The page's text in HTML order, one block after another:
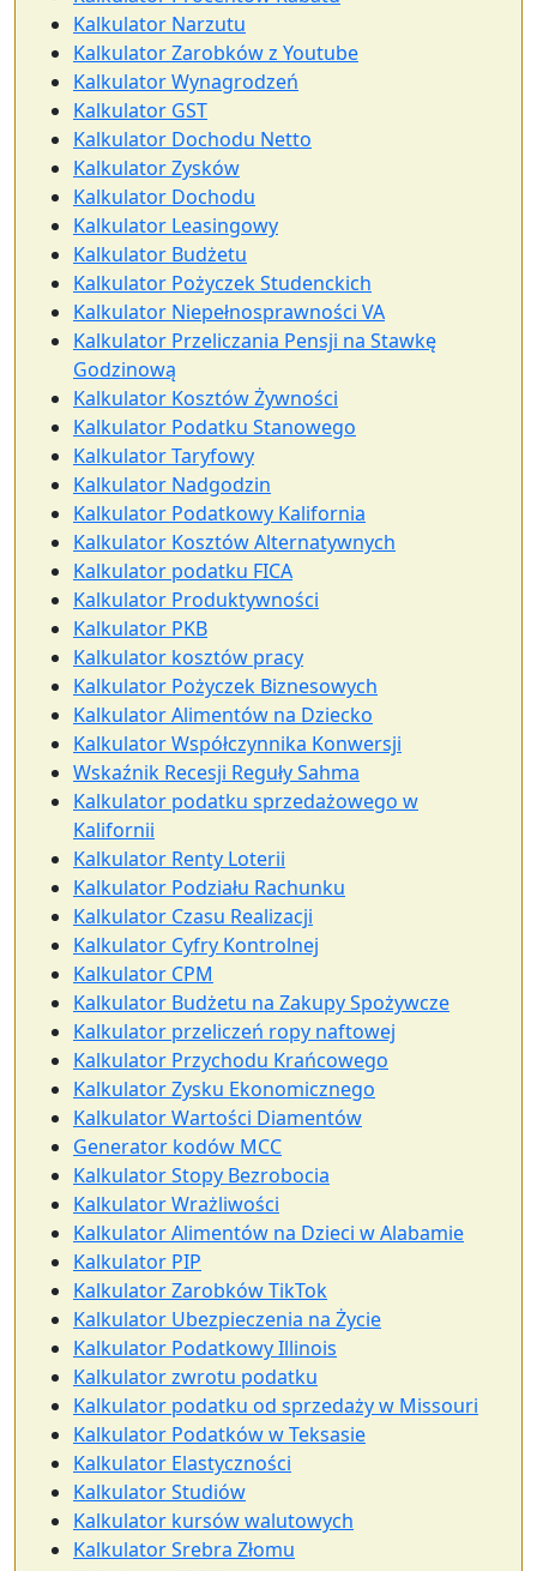
Kalkulator Narzutu
Kalkulator Zarobków z Youtube
Kalkulator Wynagrodzeń
Kalkulator GST
Kalkulator Dochodu Netto
Kalkulator Zysków
Kalkulator Dochodu
Kalkulator Leasingowy
Kalkulator Budżetu
Kalkulator Pożyczek Studenckich
Kalkulator Niepełnosprawności VA
Kalkulator Przeliczania Pensji na Stawkę
Godzinową
Kalkulator Kosztów Żywności
Kalkulator Podatku Stanowego
Kalkulator Taryfowy
Kalkulator Nadgodzin
Kalkulator Podatkowy Kalifornia
Kalkulator Kosztów Alternatywnych
Kalkulator podatku FICA
Kalkulator Produktywności
Kalkulator PKB
Kalkulator kosztów pracy
Kalkulator Pożyczek Biznesowych
Kalkulator Alimentów na Dziecko
Kalkulator Współczynnika Konwersji
Wskaźnik Recesji Reguły Sahma
Kalkulator podatku sprzedażowego w
Kalifornii
Kalkulator Renty Loterii
Kalkulator Podziału Rachunku
Kalkulator Czasu Realizacji
Kalkulator Cyfry Kontrolnej
Kalkulator CPM
Kalkulator Budżetu na Zakupy Spożywcze
Kalkulator przeliczeń ropy naftowej
Kalkulator Przychodu Krańcowego
Kalkulator Zysku Ekonomicznego
Kalkulator Wartości Diamentów
Generator kodów MCC
Kalkulator Stopy Bezrobocia
Kalkulator Wrażliwości
Kalkulator Alimentów na Dzieci w Alabamie
Kalkulator PIP
Kalkulator Zarobków TikTok
Kalkulator Ubezpieczenia na Życie
Kalkulator Podatkowy Illinois
Kalkulator zwrotu podatku
Kalkulator podatku od sprzedaży w Missouri
Kalkulator Podatków w Teksasie
Kalkulator Elastyczności
Kalkulator Studiów
Kalkulator kursów walutowych
Kalkulator Srebra Złomu